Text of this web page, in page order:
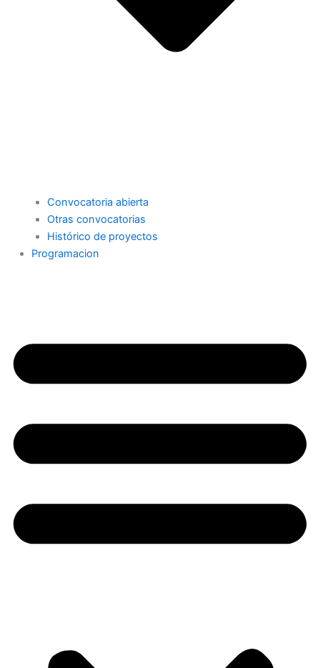
Convocatoria abierta
Otras convocatorias
Histórico de proyectos
Programacion